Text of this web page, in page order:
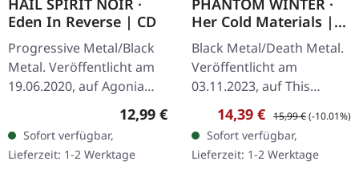
HAIL SPIRIT NOIR ·
Eden In Reverse | CD
Progressive Metal/Black
Metal. Veröffentlicht am
19.06.2020, auf Agonia
Records. CD im Jewelcase
mit 8-seitigem Booklet.
Die griechische…
Regulärer Preis:
12,99 €
Sofort verfügbar,
Lieferzeit: 1-2 Werktage
PHANTOM WINTER ·
Her Cold Materials |
DIGIPAK CD
Black Metal/Death Metal.
Veröffentlicht am
03.11.2023, auf This
Charming Man. CD im
DigiPak. Phantom Winter,
die aus Würzburg
stammende Band,…
Verkaufspreis:
14,39 € Regulärer Preis:
15,99 €(-10.01%)
Sofort verfügbar,
Lieferzeit: 1-2 Werktage